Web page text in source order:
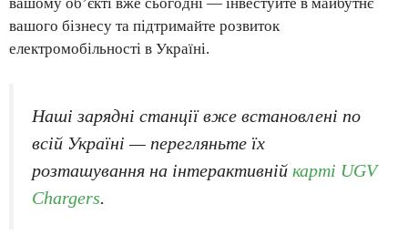
вашого бізнесу та підтримайте розвиток
електромобільності в Україні.
Наші зарядні станції вже встановлені по
всій Україні — перегляньте їх
розташування на інтерактивній карті UGV
Chargers.